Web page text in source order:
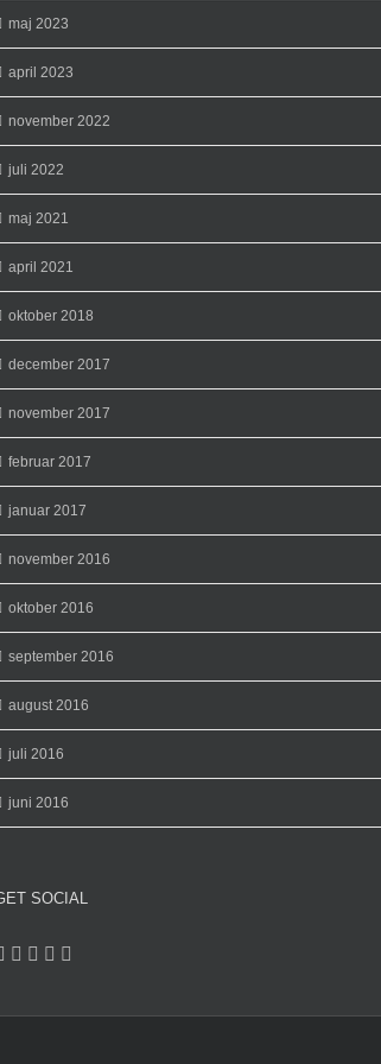
maj 2023
april 2023
november 2022
juli 2022
maj 2021
april 2021
oktober 2018
december 2017
november 2017
februar 2017
januar 2017
november 2016
oktober 2016
september 2016
august 2016
juli 2016
juni 2016
SOCIAL